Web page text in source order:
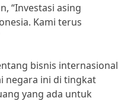
“Investasi asing
Kami terus
bisnis internasional
negara ini di tingkat
yang ada untuk